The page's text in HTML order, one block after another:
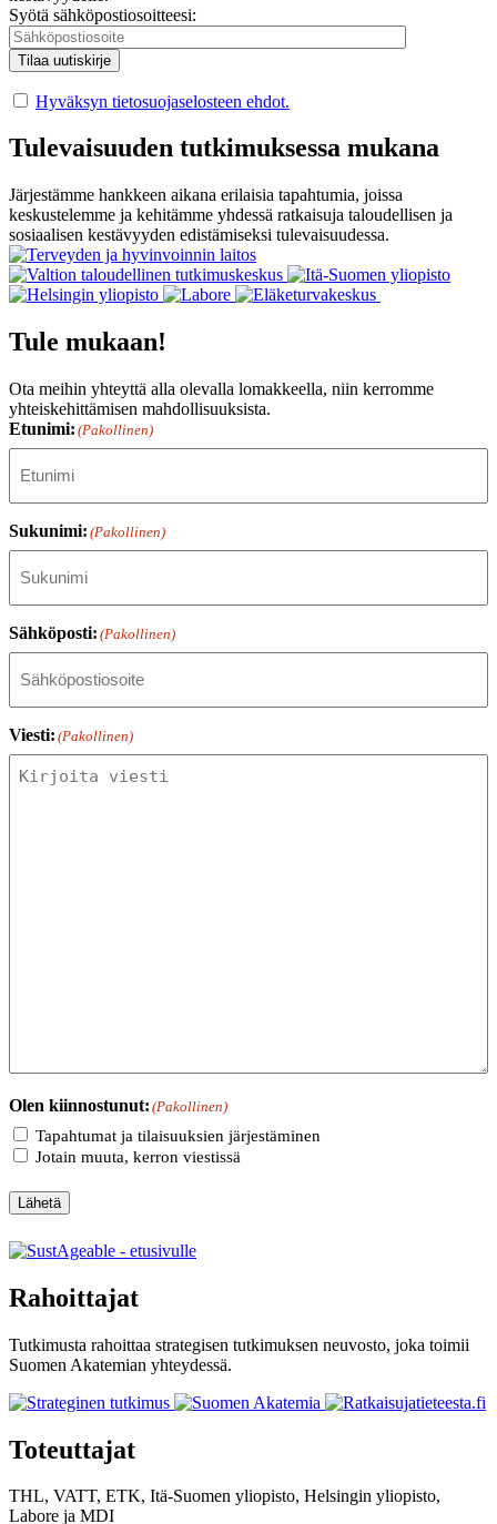
Syötä sähköpostiosoitteesi:
Hyväksyn tietosuojaselosteen ehdot.
Tulevaisuuden tutkimuksessa mukana
Järjestämme hankkeen aikana erilaisia tapahtumia, joissa
keskustelemme ja kehitämme yhdessä ratkaisuja taloudellisen ja
sosiaalisen kestävyyden edistämiseksi tulevaisuudessa.
Tule mukaan!
Ota meihin yhteyttä alla olevalla lomakkeella, niin kerromme
yhteiskehittämisen mahdollisuuksista.
Etunimi: (Pakollinen)
Sukunimi: (Pakollinen)
Sähköposti: (Pakollinen)
Viesti: (Pakollinen)
Olen kiinnostunut: (Pakollinen)
Tapahtumat ja tilaisuuksien järjestäminen
Jotain muuta, kerron viestissä
Lähetä
Rahoittajat
Tutkimusta rahoittaa strategisen tutkimuksen neuvosto, joka toimii
Suomen Akatemian yhteydessä.
Toteuttajat
THL, VATT, ETK, Itä-Suomen yliopisto, Helsingin yliopisto,
Labore ja MDI